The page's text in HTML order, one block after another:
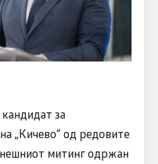
за
„Кичево“ од редовите
митинг одржан